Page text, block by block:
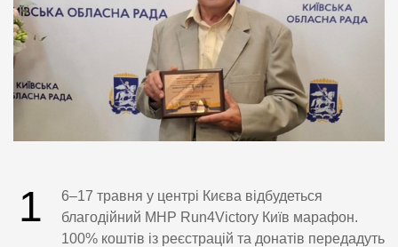
1
6–17 травня у центрі Києва відбудеться
благодійний MHP Run4Victory Київ марафон.
100% коштів із реєстрацій та донатів передадуть